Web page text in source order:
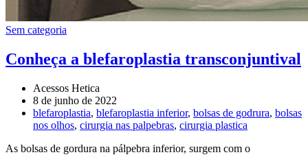
Sem categoria
Conheça a blefaroplastia transconjuntival
Acessos Hetica
8 de junho de 2022
blefaroplastia, blefaroplastia inferior, bolsas de godrura, bolsas
nos olhos, cirurgia nas palpebras, cirurgia plastica
As bolsas de gordura na pálpebra inferior, surgem com o